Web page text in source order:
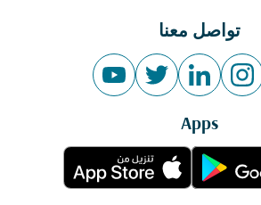
تواصل معنا
Apps